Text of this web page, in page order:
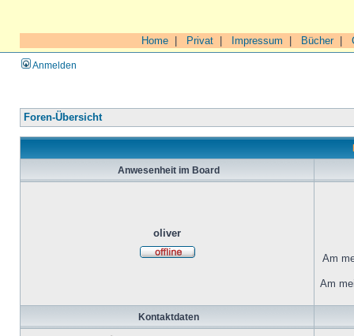
Home Privat Impressum Bücher|
Anmelden
Foren-Übersicht
Anwesenheit im Board
oliver
Am
Am
Kontaktdaten